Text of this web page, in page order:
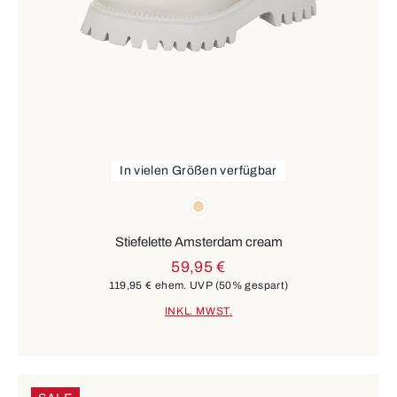
beige
In vielen Größen verfügbar
Stiefelette Amsterdam cream
59,95 €
119,95 € ehem. UVP (50% gespart)
INKL. MWST.